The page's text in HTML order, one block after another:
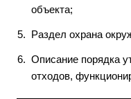
объекта;
Раздел охрана
Описание порядка
отходов,